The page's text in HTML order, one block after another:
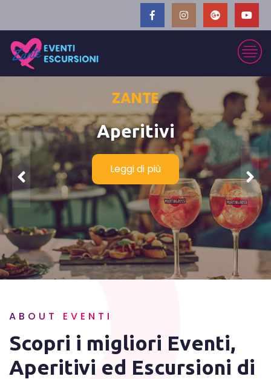
ZANTE
Aperitivi
Leggi di più
ABOUT EVENTI
Scopri i migliori Eventi,
Aperitivi ed Escursioni di